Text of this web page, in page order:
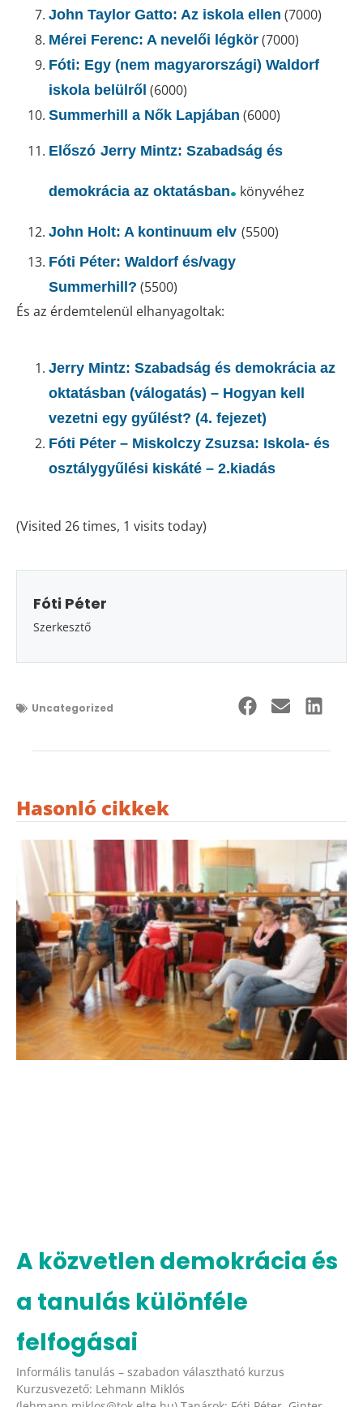
John Taylor Gatto: Az iskola ellen (7000)
Mérei Ferenc: A nevelői légkör (7000)
Fóti: Egy (nem magyarországi) Waldorf
iskola belülről (6000)
Summerhill a Nők Lapjában (6000)
Előszó Jerry Mintz: Szabadság és
demokrácia az oktatásban. könyvéhez
John Holt: A kontinuum elv (5500)
Fóti Péter: Waldorf és/vagy
Summerhill? (5500)
És az érdemtelenül elhanyagoltak:
Jerry Mintz: Szabadság és demokrácia az
oktatásban (válogatás) – Hogyan kell
vezetni egy gyűlést? (4. fejezet)
Fóti Péter – Miskolczy Zsuzsa: Iskola- és
osztálygyűlési kiskáté – 2.kiadás
(Visited 26 times, 1 visits today)
Fóti Péter
Szerkesztő
Uncategorized
Hasonló cikkek
A közvetlen demokrácia és
a tanulás különféle
felfogásai
Informális tanulás – szabadon választható kurzus
Kurzusvezető: Lehmann Miklós